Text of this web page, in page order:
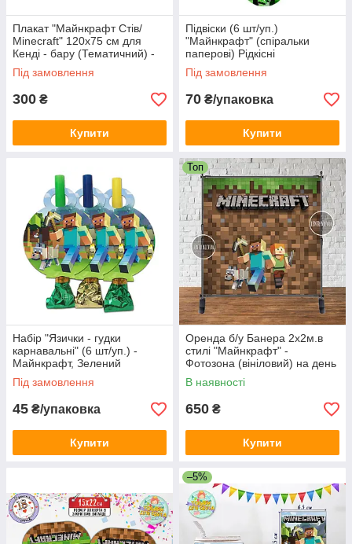
Плакат "Майнкрафт Стів/
Minecraft" 120х75 см для
Кенді - бару (Тематичний) -
Під замовлення
300 ₴
Купити
Підвіски (6 шт/уп.)
"Майнкрафт" (спіральки
паперові) Рідкісні
малотиражні -
Під замовлення
70 ₴/упаковка
Купити
Набір "Язички - гудки
карнавальні" (6 шт/уп.) -
Майнкрафт, Зелений
Під замовлення
45 ₴/упаковка
Купити
Топ
Оренда б/у Банера 2х2м.в
стилі "Майнкрафт" -
Фотозона (вініловий) на день
народження (без каркаса)
В наявності
650 ₴
Купити
–5%